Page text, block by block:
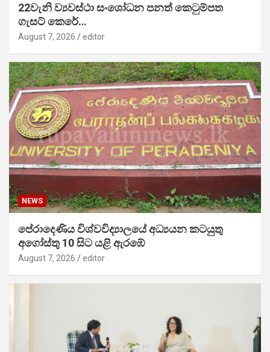
22වැනි ව්‍යවස්ථා සංශෝධන පනත් කෙටුම්පත
ගැසට් කෙරේ…
August 7, 2026 editor
NEWS
පේරාදෙණිය විශ්වවිද්‍යාලයේ අධ්‍යයන කටයුතු
අගෝස්තු 10 සිට යළි ඇරඹේ
August 7, 2026 editor